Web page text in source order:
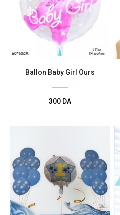
Ballon Baby Girl Ours
300 DA